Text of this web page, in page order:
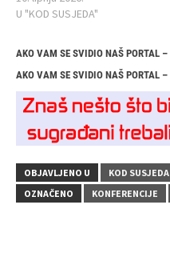
U "KOD SUSJEDA"
AKO VAM SE SVIDIO NAŠ PORTAL –
AKO VAM SE SVIDIO NAŠ PORTAL –
OBJAVLJENO U KOD SUSJEDA
OZNAČENO
KONFERENCIJE